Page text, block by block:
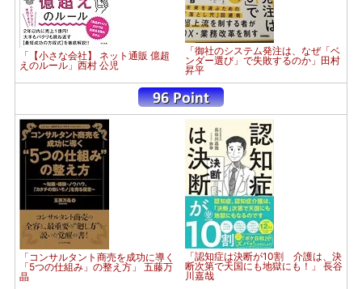
「【小さな会社】 ネット通販 億超
えのルール」西村 公児
「御社のシステム発注は、なぜ「ベ
ンダー選び」で失敗するのか」田村
昇平
「コンサルタント商売を成功に導く
「5つの仕組み」の整え方」 五藤万
晶
「認知症は決断が10割 介護は、決
断次第で天国にも地獄にも！」 長谷
川嘉哉